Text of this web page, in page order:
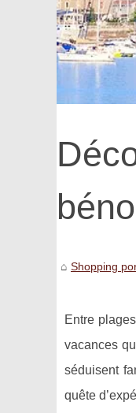
Shopping
Entre
vacances
séduisent
quête